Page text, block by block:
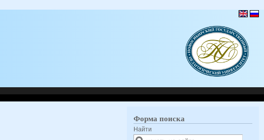
Форма поиска
Найти